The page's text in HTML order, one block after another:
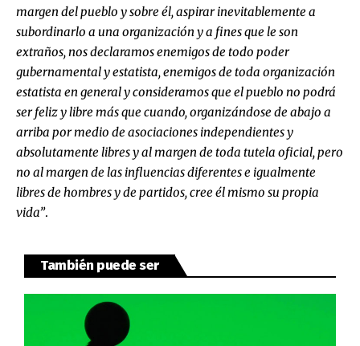
margen del pueblo y sobre él, aspirar inevitablemente a
subordinarlo a una organización y a fines que le son
extraños, nos declaramos enemigos de todo poder
gubernamental y estatista, enemigos de toda organización
estatista en general y consideramos que el pueblo no podrá
ser feliz y libre más que cuando, organizándose de abajo a
arriba por medio de asociaciones independientes y
absolutamente libres y al margen de toda tutela oficial, pero
no al margen de las influencias diferentes e igualmente
libres de hombres y de partidos, cree él mismo su propia
vida”.
También puede ser